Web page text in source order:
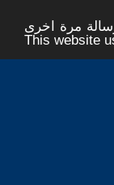
مرة اخرى -
This website